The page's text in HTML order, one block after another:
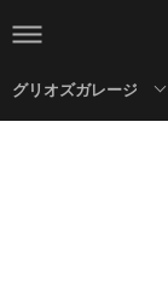
グリオズガレージ